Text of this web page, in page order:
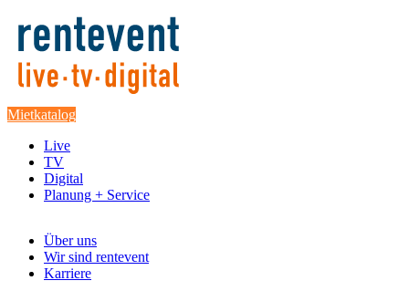
Mietkatalog
Live
TV
Digital
Planung + Service
Über uns
Wir sind rentevent
Karriere